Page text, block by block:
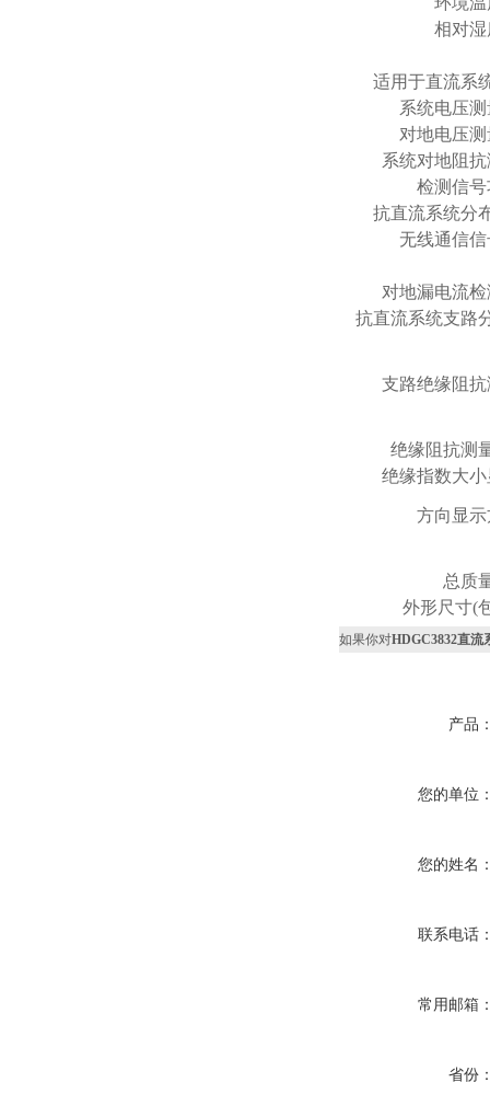
相对湿
适用于直流系
系统电压
对地电压
系统对地阻
检测信号
抗直流系统分
无线通信
对地漏电流
抗直流系统支路
支路绝缘阻
绝缘阻抗测
绝缘指数大
方向显示
总质
外形尺寸(
如果你对HDGC3832直流
产品
您的单位
您的姓名
联系电话
常用邮箱
省份